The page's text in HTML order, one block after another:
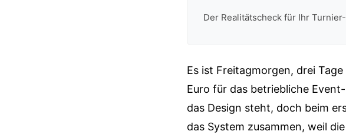
Der Realitätscheck für Ihr
Es ist Freitagmorgen, drei
Euro für das betriebliche
das Design steht, doch beim
das System zusammen, weil